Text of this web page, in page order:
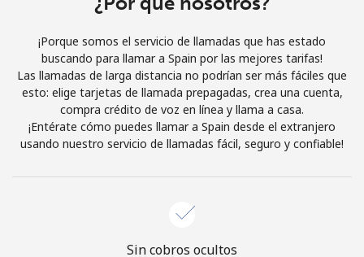
o
Continuar con
¡Porque somos el servicio de llamadas que has estado
buscando para llamar a Spain por las mejores tarifas!
Las llamadas de larga distancia no podrían ser más fáciles que
esto: elige tarjetas de llamada prepagadas, crea una cuenta,
compra crédito de voz en línea y llama a casa.
¡Entérate cómo puedes llamar a Spain desde el extranjero
usando nuestro servicio de llamadas fácil, seguro y confiable!
Sin cobros ocultos